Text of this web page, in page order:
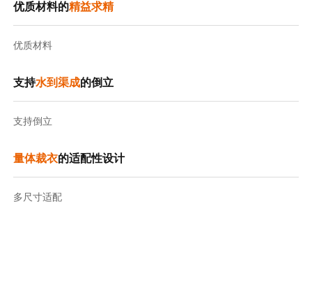
优质材料的精益求精
优质材料
支持水到渠成的倒立
支持倒立
量体裁衣的适配性设计
多尺寸适配